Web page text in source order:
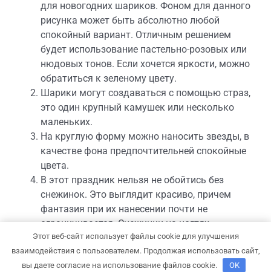
для новогодних шариков. Фоном для данного
рисунка может быть абсолютно любой
спокойный вариант. Отличным решением
будет использование пастельно-розовых или
нюдовых тонов. Если хочется яркости, можно
обратиться к зеленому цвету.
Шарики могут создаваться с помощью страз,
это один крупный камушек или несколько
маленьких.
На круглую форму можно наносить звезды, в
качестве фона предпочтительней спокойные
цвета.
В этот праздник нельзя не обойтись без
снежинок. Это выглядит красиво, причем
фантазия при их нанесении почти не
ограничивается. Снежинки на ногтях
прекрасно комбинируются с промежуточными
белыми точками.
Этот веб-сайт использует файлы cookie для улучшения
взаимодействия с пользователем. Продолжая использовать сайт,
вы даете согласие на использование файлов cookie.
OK